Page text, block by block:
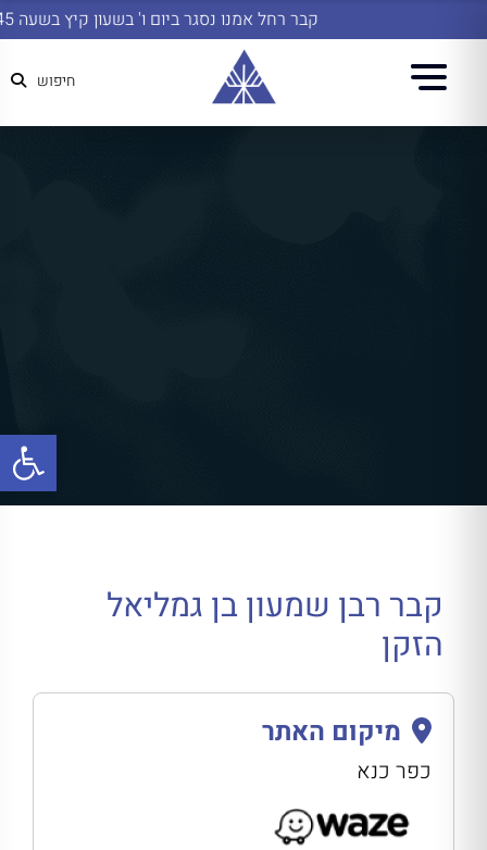
קבר רחל אמנו נסגר ביום ו' בשעון קיץ בשעה 14:45
חיפוש
קבר רבן שמעון בן גמליאל
הזקן
מיקום האתר
כפר כנא